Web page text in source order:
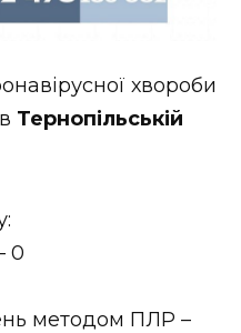
хвороби
Тернопільській
0
методом ПЛР –